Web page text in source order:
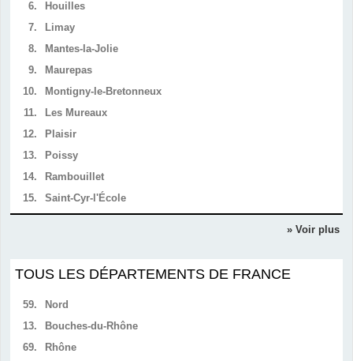
6.
Houilles
7.
Limay
8.
Mantes-la-Jolie
9.
Maurepas
10.
Montigny-le-Bretonneux
11.
Les Mureaux
12.
Plaisir
13.
Poissy
14.
Rambouillet
15.
Saint-Cyr-l'École
» Voir plus
TOUS LES DÉPARTEMENTS DE FRANCE
59.
Nord
13.
Bouches-du-Rhône
69.
Rhône